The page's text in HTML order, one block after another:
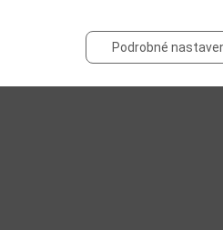
Podrobné